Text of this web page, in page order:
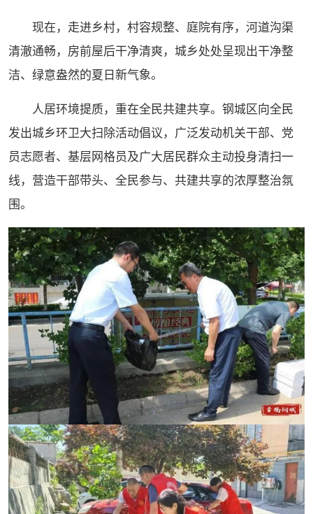
现在，走进乡村，村容规整、庭院有序，河道沟渠
清澈通畅，房前屋后干净清爽，城乡处处呈现出干净整
洁、绿意盎然的夏日新气象。
人居环境提质，重在全民共建共享。钢城区向全民
发出城乡环卫大扫除活动倡议，广泛发动机关干部、党
员志愿者、基层网格员及广大居民群众主动投身清扫一
线，营造干部带头、全民参与、共建共享的浓厚整治氛
围。